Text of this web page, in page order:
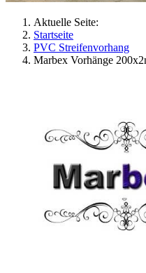
Aktuelle Seite:
Startseite
PVC Streifenvorhang
Marbex Vorhänge